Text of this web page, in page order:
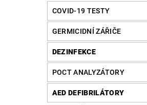
COVID-19 TESTY
GERMICIDNÍ ZÁŘIČE
DEZINFEKCE
POCT ANALYZÁTORY
AED DEFIBRILÁTORY